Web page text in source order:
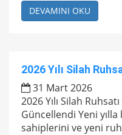
DEVAMINI OKU
2026 Yılı Silah
31 Mart 2026
2026 Yılı Silah
Güncellendi Yeni
sahiplerini ve yeni